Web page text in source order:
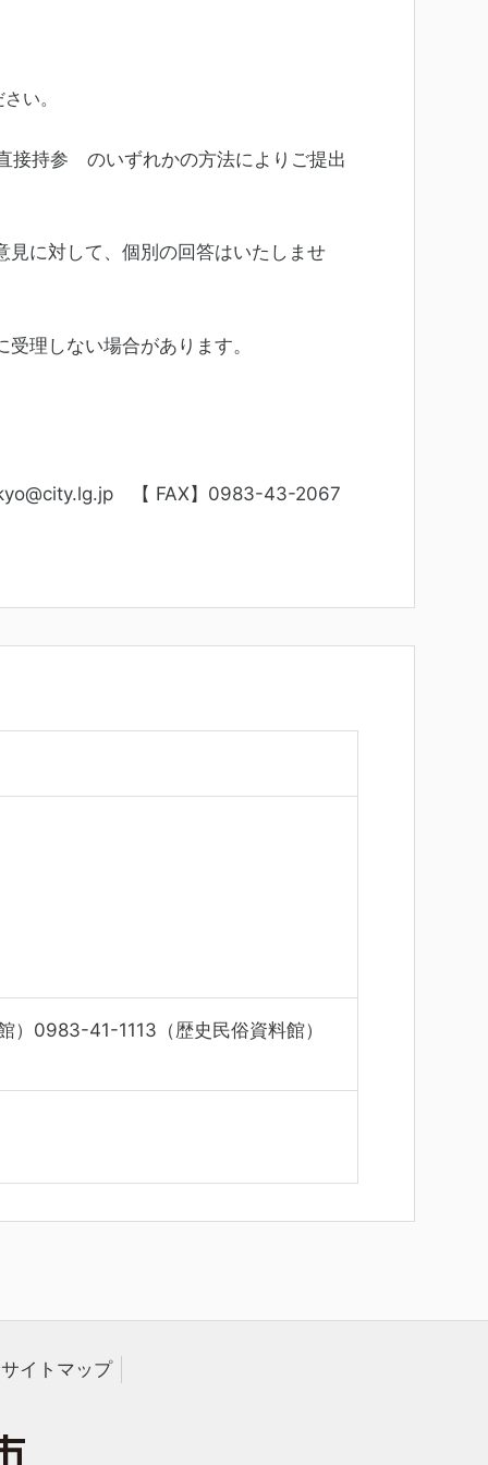
い。
持参 のいずれかの方法によりご提出
に対して、個別の回答はいたしませ
理しない場合があります。
【 FAX】0983-43-2067
0983-41-1113（歴史民俗資料館）
サイトマップ